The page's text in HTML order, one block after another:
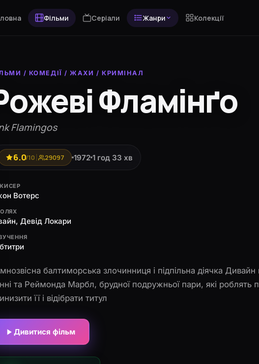
Фільми Серіали Жанри Колекції
/ КОМЕДІЇ /ЖАХИ / КРИМІНАЛ
Фламінґо
Flamingos
6.0/10 29097 1972 1 год 33 хв
Вотерс
Девід Локари
балтиморська злочинниця і підпільна діячка
та Реймонда Марбл, брудної подружньої пари, які роблять
її і відібрати титул
Дивитися фільм